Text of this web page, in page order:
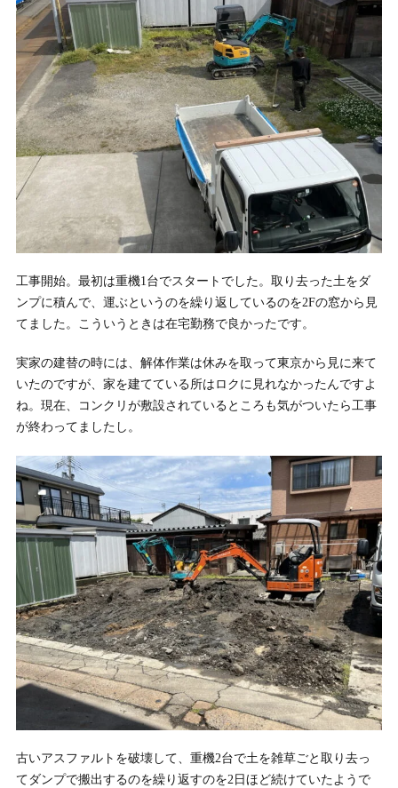
工事開始。最初は重機1台でスタートでした。取り去った土をダ
ンプに積んで、運ぶというのを繰り返しているのを2Fの窓から見
てました。こういうときは在宅勤務で良かったです。
実家の建替の時には、解体作業は休みを取って東京から見に来て
いたのですが、家を建てている所はロクに見れなかったんですよ
ね。現在、コンクリが敷設されているところも気がついたら工事
が終わってましたし。
古いアスファルトを破壊して、重機2台で土を雑草ごと取り去っ
てダンプで搬出するのを繰り返すのを2日ほど続けていたようで